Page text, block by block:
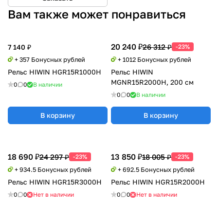
Вам также может понравиться
7 140 ₽
+ 357 Бонусных рублей
Рельс HIWIN HGR15R1000H
0 0 В наличии
В корзину
20 240 ₽26 312 ₽ -23%
+ 1012 Бонусных рублей
Рельс HIWIN
MGNR15R2000H, 200 см
0 0 В наличии
В корзину
13 850 ₽18 005 ₽ -23%
+ 692.5 Бонусных рублей
Рельс HIWIN HGR15R2000H
0 0 Нет в наличии
18 690 ₽24 297 ₽ -23%
+ 934.5 Бонусных рублей
Рельс HIWIN HGR15R3000H
0 0 Нет в наличии